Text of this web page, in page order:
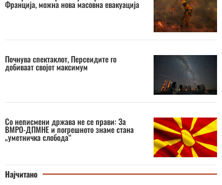
Франција, можна нова масовна евакуација
Почнува спектаклот, Персеидите го
добиваат својот максимум
Со неписмени држава не се прави: За
ВМРО-ДПМНЕ и погрешното знаме стана
„уметничка слобода“
Најчитано